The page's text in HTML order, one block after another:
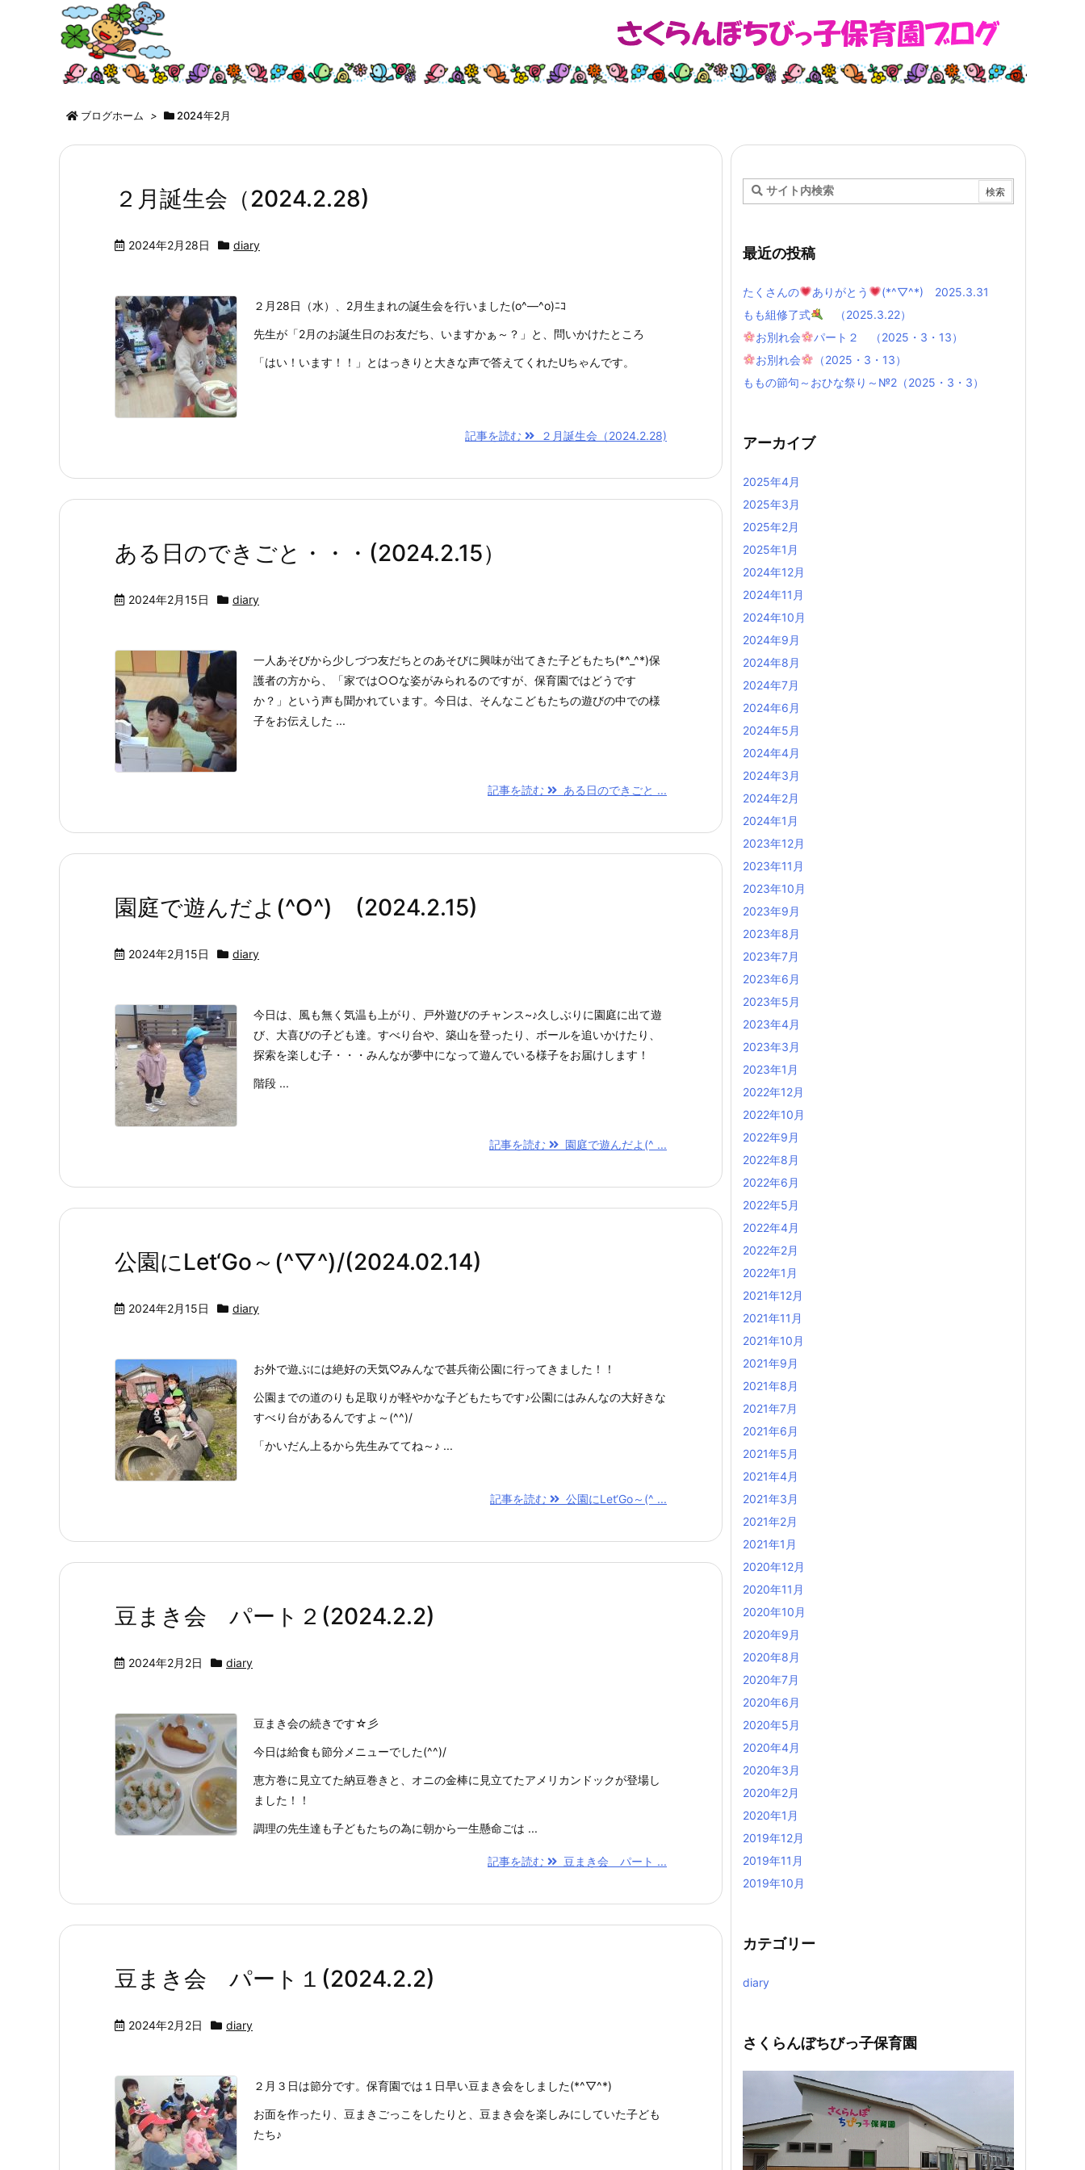
ブログホーム > 2024年2月
２月誕生会（2024.2.28)
2024年2月28日 diary
２月28日（水）、2月生まれの誕生会を行いました(o^―^o)ﾆｺ
先生が「2月のお誕生日のお友だち、いますかぁ～？」と、問いかけたところ
「はい！います！！」とはっきりと大きな声で答えてくれたUちゃんです。
記事を読む ２月誕生会（2024.2.28)
ある日のできごと・・・(2024.2.15）
2024年2月15日 diary
一人あそびから少しづつ友だちとのあそびに興味が出てきた子どもたち(*^_^*)保
護者の方から、「家では○○な姿がみられるのですが、保育園ではどうです
か？」という声も聞かれています。今日は、そんなこどもたちの遊びの中での様
子をお伝えした ...
記事を読む ある日のできごと ...
園庭で遊んだよ(^O^) (2024.2.15)
2024年2月15日 diary
今日は、風も無く気温も上がり、戸外遊びのチャンス~♪久しぶりに園庭に出て遊
び、大喜びの子ども達。すべり台や、築山を登ったり、ボールを追いかけたり、
探索を楽しむ子・・・みんなが夢中になって遊んでいる様子をお届けします！
階段 ...
記事を読む 園庭で遊んだよ(^ ...
公園にLet‘Go～(^▽^)/(2024.02.14)
2024年2月15日 diary
お外で遊ぶには絶好の天気♡みんなで甚兵衛公園に行ってきました！！
公園までの道のりも足取りが軽やかな子どもたちです♪公園にはみんなの大好きな
すべり台があるんですよ～(^^)/
「かいだん上るから先生みててね～♪ ...
記事を読む 公園にLet‘Go～(^ ...
豆まき会 パート２(2024.2.2)
2024年2月2日 diary
豆まき会の続きです☆彡
今日は給食も節分メニューでした(^^)/
恵方巻に見立てた納豆巻きと、オニの金棒に見立てたアメリカンドックが登場し
ました！！
調理の先生達も子どもたちの為に朝から一生懸命ごは ...
記事を読む 豆まき会 パート ...
豆まき会 パート１(2024.2.2)
2024年2月2日 diary
２月３日は節分です。保育園では１日早い豆まき会をしました(*^▽^*)
お面を作ったり、豆まきごっこをしたりと、豆まき会を楽しみにしていた子ども
たち♪
最近の投稿
たくさんの ありがとう
(*^▽^*) 2025.3.31
もも組修了式
（2025.3.22）
お別れ会
パート２ （2025・3・13）
お別れ会
（2025・3・13）
ももの節句～おひな祭り～№2（2025・3・3）
アーカイブ
2025年4月
2025年3月
2025年2月
2025年1月
2024年12月
2024年11月
2024年10月
2024年9月
2024年8月
2024年7月
2024年6月
2024年5月
2024年4月
2024年3月
2024年2月
2024年1月
2023年12月
2023年11月
2023年10月
2023年9月
2023年8月
2023年7月
2023年6月
2023年5月
2023年4月
2023年3月
2023年1月
2022年12月
2022年10月
2022年9月
2022年8月
2022年6月
2022年5月
2022年4月
2022年2月
2022年1月
2021年12月
2021年11月
2021年10月
2021年9月
2021年8月
2021年7月
2021年6月
2021年5月
2021年4月
2021年3月
2021年2月
2021年1月
2020年12月
2020年11月
2020年10月
2020年9月
2020年8月
2020年7月
2020年6月
2020年5月
2020年4月
2020年3月
2020年2月
2020年1月
2019年12月
2019年11月
2019年10月
カテゴリー
diary
さくらんぼちびっ子保育園